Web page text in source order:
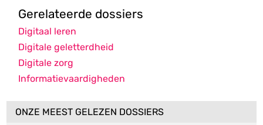
Gerelateerde dossiers
Digitaal leren
Digitale geletterdheid
Digitale zorg
Informatievaardigheden
ONZE MEEST GELEZEN DOSSIERS